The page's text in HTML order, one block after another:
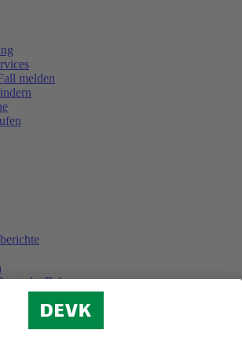
melden
Bahn